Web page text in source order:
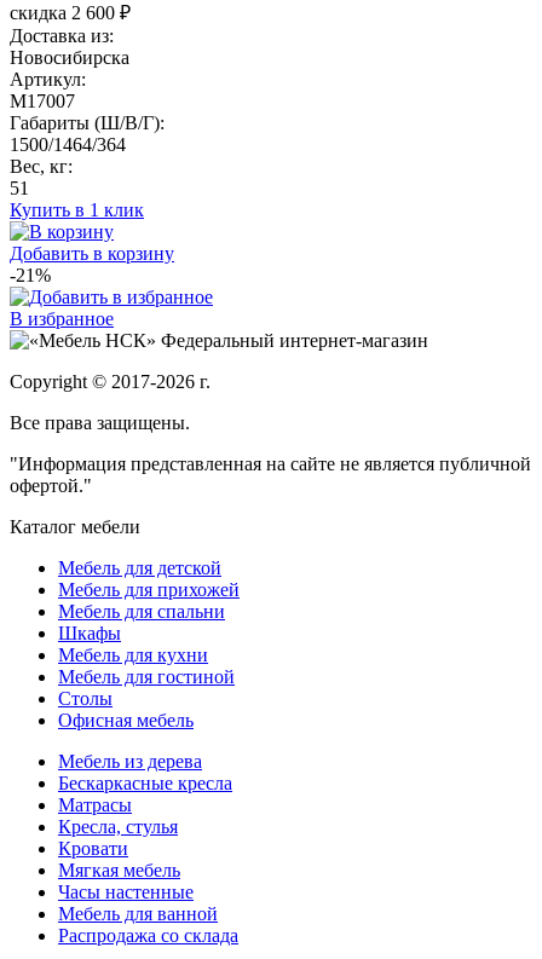
скидка 2 600 ₽
Доставка из:
Новосибирска
Артикул:
M17007
Габариты (Ш/В/Г):
1500/1464/364
Вес, кг:
51
Купить в 1 клик
Добавить в корзину
-21%
В избранное
Федеральный интернет-магазин
Copyright © 2017-2026 г.
Все права защищены.
"Информация представленная на сайте не является публичной
офертой."
Каталог мебели
Мебель для детской
Мебель для прихожей
Мебель для спальни
Шкафы
Мебель для кухни
Мебель для гостиной
Столы
Офисная мебель
Мебель из дерева
Бескаркасные кресла
Матрасы
Кресла, стулья
Кровати
Мягкая мебель
Часы настенные
Мебель для ванной
Распродажа со склада